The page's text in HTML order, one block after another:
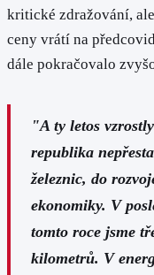
kritické zdražování,
ceny vrátí na
dále pokračovalo
"A ty letos
republika
železnic, do
ekonomiky. V
tomto roce jsme
kilometrů. V